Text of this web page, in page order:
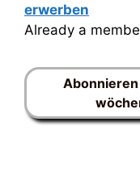
erwerben
Already a